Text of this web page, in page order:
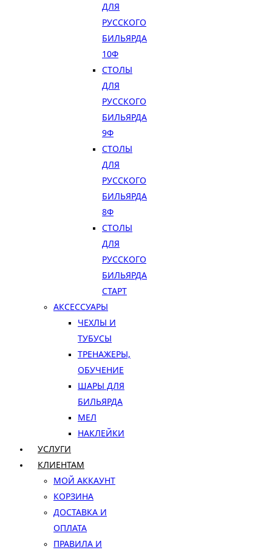
ДЛЯ
РУССКОГО
БИЛЬЯРДА
10Ф
СТОЛЫ
ДЛЯ
РУССКОГО
БИЛЬЯРДА
9Ф
СТОЛЫ
ДЛЯ
РУССКОГО
БИЛЬЯРДА
8Ф
СТОЛЫ
ДЛЯ
РУССКОГО
БИЛЬЯРДА
СТАРТ
АКСЕССУАРЫ
ЧЕХЛЫ И
ТУБУСЫ
ТРЕНАЖЕРЫ,
ОБУЧЕНИЕ
ШАРЫ ДЛЯ
БИЛЬЯРДА
МЕЛ
НАКЛЕЙКИ
УСЛУГИ
КЛИЕНТАМ
МОЙ АККАУНТ
КОРЗИНА
ДОСТАВКА И
ОПЛАТА
ПРАВИЛА И